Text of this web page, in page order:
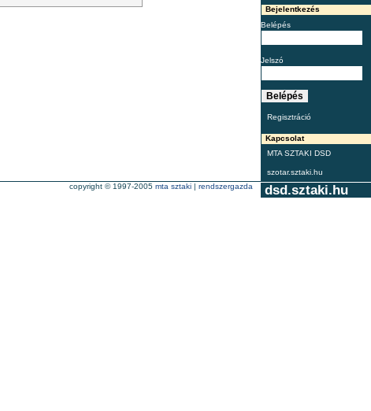
Bejelentkezés
Belépés
Jelszó
Regisztráció
Kapcsolat
MTA SZTAKI DSD
szotar.sztaki.hu
dsd.sztaki.hu
copyright © 1997-2005 mta sztaki | rendszergazda